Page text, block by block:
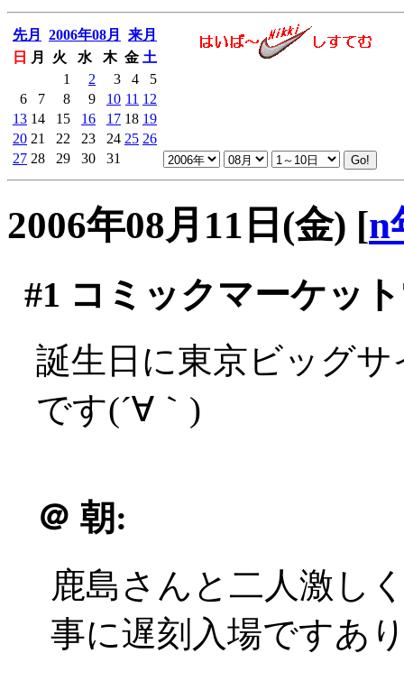
先月 2006年08月
来月
日
月 火 水 木 金 土
1
2 3 4
5
6
7 8 9 10 11 12
13 14 15 16 17 18 19
20 21 22 23 24 25 26
27 28 29 30 31
2006年08月11日(金) [n
#1 コミックマーケッ
誕生日に東京ビッグ
です(´∀｀)
＠ 朝:
鹿島さんと二人激し
事に遅刻入場ですあ